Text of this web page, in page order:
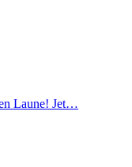
Laune! Jet…